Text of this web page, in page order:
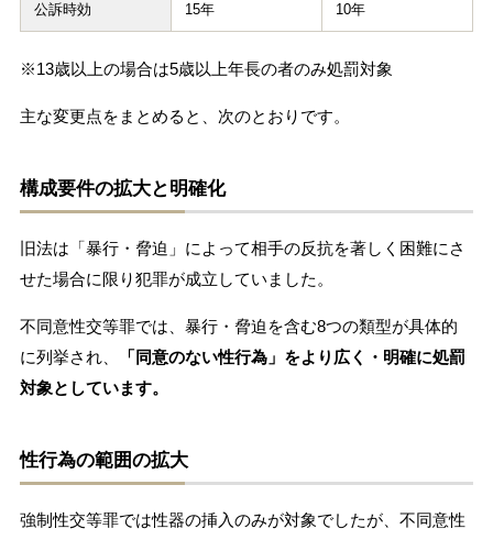
公訴時効 15年 10年
※13歳以上の場合は5歳以上年長の者のみ処罰対象
主な変更点をまとめると、次のとおりです。
構成要件の拡大と明確化
旧法は「暴行・脅迫」によって相手の反抗を著しく困難にさ
せた場合に限り犯罪が成立していました。
不同意性交等罪では、暴行・脅迫を含む8つの類型が具体的
に列挙され、
「同意のない性行為」をより広く・明確に処罰
対象としています。
性行為の範囲の拡大
強制性交等罪では性器の挿入のみが対象でしたが、不同意性